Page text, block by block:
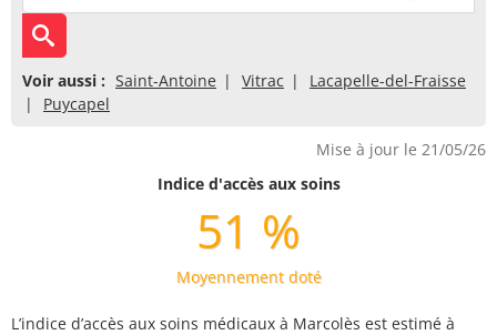
Voir aussi : Saint-Antoine Vitrac
Lacapelle-del-Fraisse
Puycapel
Mise à jour le 21/05/26
Indice d'accès aux soins
51 %
Moyennement doté
L’indice d’accès aux soins médicaux à Marcolès est estimé à